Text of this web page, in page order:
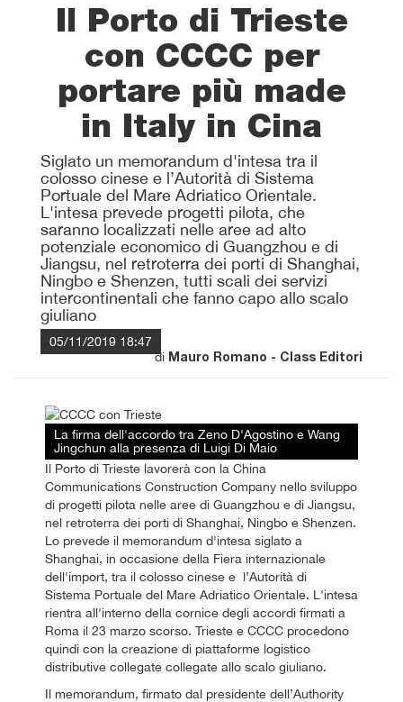
Il Porto di Trieste
con CCCC per
portare più made
in Italy in Cina
Siglato un memorandum d'intesa tra il
colosso cinese e l’Autorità di Sistema
Portuale del Mare Adriatico Orientale.
L'intesa prevede progetti pilota, che
saranno localizzati nelle aree ad alto
potenziale economico di Guangzhou e di
Jiangsu, nel retroterra dei porti di Shanghai,
Ningbo e Shenzen, tutti scali dei servizi
intercontinentali che fanno capo allo scalo
giuliano
05/11/2019 18:47
di Mauro Romano - Class Editori
La firma dell'accordo tra Zeno D'Agostino e Wang
Jingchun alla presenza di Luigi Di Maio
Il Porto di Trieste lavorerà con la China
Communications Construction Company nello sviluppo
di progetti pilota nelle aree di Guangzhou e di Jiangsu,
nel retroterra dei porti di Shanghai, Ningbo e Shenzen.
Lo prevede il memorandum d'intesa siglato a
Shanghai, in occasione della Fiera internazionale
dell'import, tra il colosso cinese e l’Autorità di
Sistema Portuale del Mare Adriatico Orientale. L'intesa
rientra all'interno della cornice degli accordi firmati a
Roma il 23 marzo scorso. Trieste e CCCC procedono
quindi con la creazione di piattaforme logistico
distributive collegate collegate allo scalo giuliano.
Il memorandum, firmato dal presidente dell’Authority